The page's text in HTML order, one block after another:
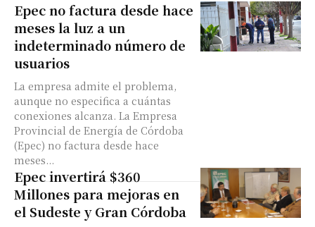
Epec no factura desde hace
meses la luz a un
indeterminado número de
usuarios
La empresa admite el problema,
aunque no especifica a cuántas
conexiones alcanza. La Empresa
Provincial de Energía de Córdoba
(Epec) no factura desde hace
meses...
Epec invertirá $360
Millones para mejoras en
el Sudeste y Gran Córdoba